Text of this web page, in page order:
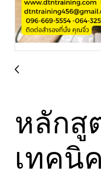
หลักสู
เทคนิ